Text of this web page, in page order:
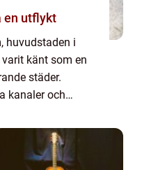
en utflykt
huvudstaden i
känt som en
städer.
kanaler och
sevärdheter